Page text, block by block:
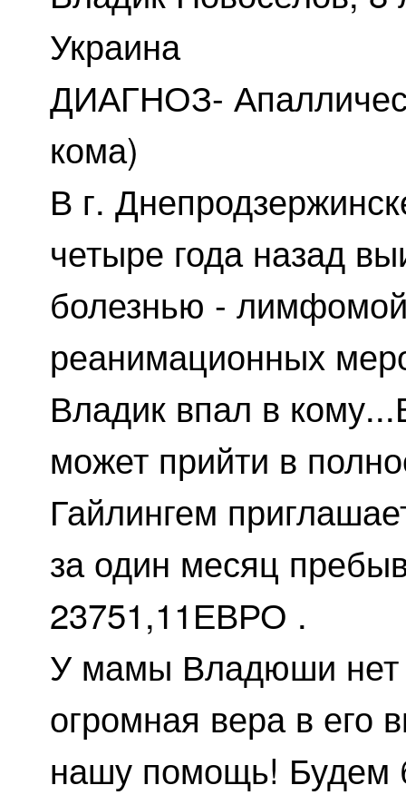
Украина
ДИАГНОЗ-
кома)
В г.
четыре года назад
болезнью -
реанимационных
Владик впал в
может прийти в
Гайлингем
за один месяц
23751,11ЕВРО .
У мамы Владюши нет
огромная вера в его
нашу помощь! Будем